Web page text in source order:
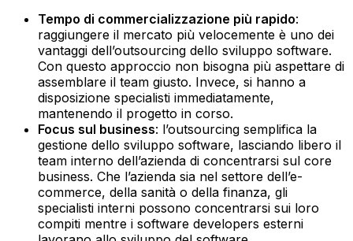
Tempo di commercializzazione più rapido:
raggiungere il mercato più velocemente è uno dei
vantaggi dell’outsourcing dello sviluppo software.
Con questo approccio non bisogna più aspettare di
assemblare il team giusto. Invece, si hanno a
disposizione specialisti immediatamente,
mantenendo il progetto in corso.‍
Focus sul business: l’outsourcing semplifica la
gestione dello sviluppo software, lasciando libero il
team interno dell’azienda di concentrarsi sul core
business. Che l’azienda sia nel settore dell’e-
commerce, della sanità o della finanza, gli
specialisti interni possono concentrarsi sui loro
compiti mentre i software developers esterni